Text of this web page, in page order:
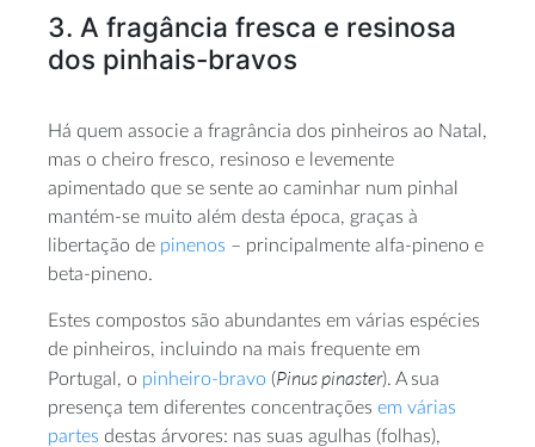
3. A fragância fresca e resinosa
dos pinhais-bravos
Há quem associe a fragrância dos pinheiros ao Natal,
mas o cheiro fresco, resinoso e levemente
apimentado que se sente ao caminhar num pinhal
mantém-se muito além desta época, graças à
libertação de pinenos – principalmente alfa-pineno e
beta-pineno.
Estes compostos são abundantes em várias espécies
de pinheiros, incluindo na mais frequente em
Portugal, o pinheiro-bravo (Pinus pinaster). A sua
presença tem diferentes concentrações em várias
partes destas árvores: nas suas agulhas (folhas),